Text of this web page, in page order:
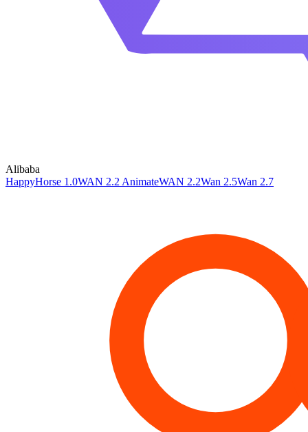
Alibaba
HappyHorse 1.0WAN 2.2 AnimateWAN 2.2Wan 2.5Wan 2.7